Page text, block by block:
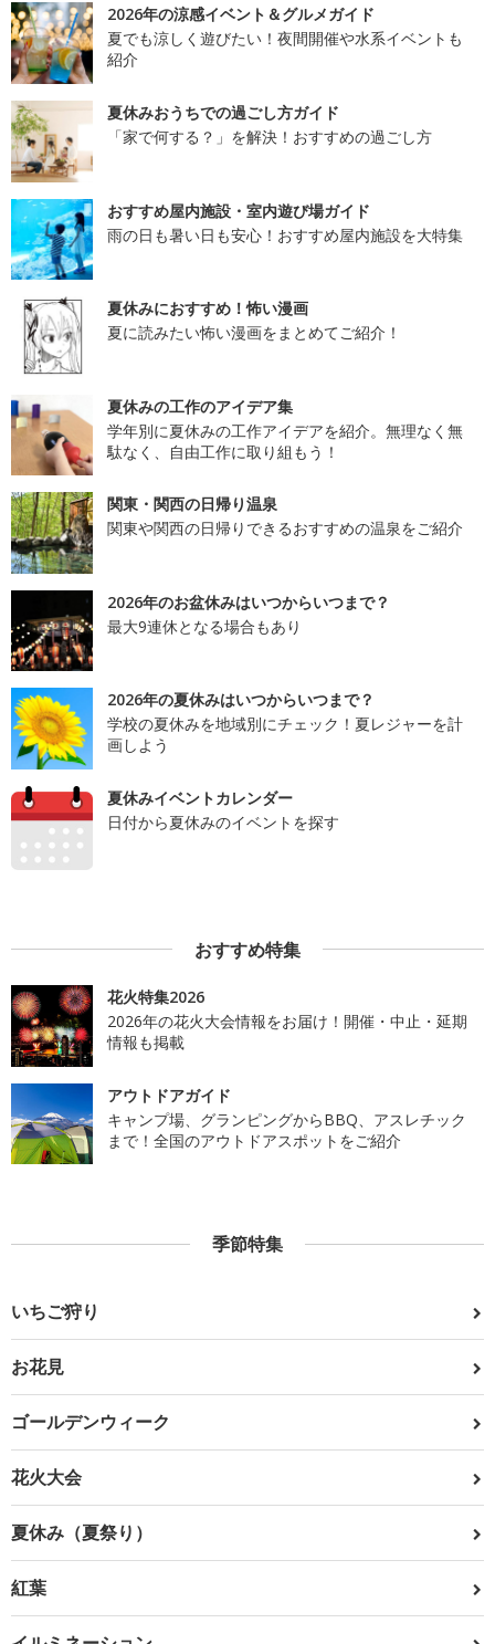
2026年の涼感イベント＆グルメガイド
夏でも涼しく遊びたい！夜間開催や水系イベントも
紹介
夏休みおうちでの過ごし方ガイド
「家で何する？」を解決！おすすめの過ごし方
おすすめ屋内施設・室内遊び場ガイド
雨の日も暑い日も安心！おすすめ屋内施設を大特集
夏休みにおすすめ！怖い漫画
夏に読みたい怖い漫画をまとめてご紹介！
夏休みの工作のアイデア集
学年別に夏休みの工作アイデアを紹介。無理なく無
駄なく、自由工作に取り組もう！
関東・関西の日帰り温泉
関東や関西の日帰りできるおすすめの温泉をご紹介
2026年のお盆休みはいつからいつまで？
最大9連休となる場合もあり
2026年の夏休みはいつからいつまで？
学校の夏休みを地域別にチェック！夏レジャーを計
画しよう
夏休みイベントカレンダー
日付から夏休みのイベントを探す
おすすめ特集
花火特集2026
2026年の花火大会情報をお届け！開催・中止・延期
情報も掲載
アウトドアガイド
キャンプ場、グランピングからBBQ、アスレチック
まで！全国のアウトドアスポットをご紹介
季節特集
いちご狩り
お花見
ゴールデンウィーク
花火大会
夏休み（夏祭り）
紅葉